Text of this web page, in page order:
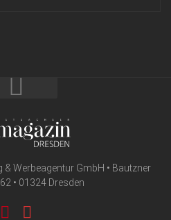
Werbeagentur GmbH • Bautzner
• 01324 Dresden